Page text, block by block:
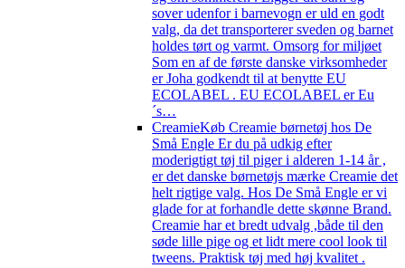
sover udenfor i barnevogn er uld en godt
valg, da det transporterer sveden og barnet
holdes tørt og varmt. Omsorg for miljøet
Som en af de første danske virksomheder
er Joha godkendt til at benytte EU
ECOLABEL . EU ECOLABEL er Eu
´s…
CreamieKøb Creamie børnetøj hos De
Små Engle Er du på udkig efter
moderigtigt tøj til piger i alderen 1-14 år ,
er det danske børnetøjs mærke Creamie det
helt rigtige valg. Hos De Små Engle er vi
glade for at forhandle dette skønne Brand.
Creamie har et bredt udvalg ,både til den
søde lille pige og et lidt mere cool look til
tweens. Praktisk tøj med høj kvalitet .